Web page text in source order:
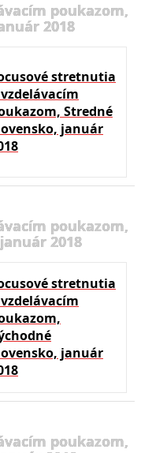
poukazom,
2018
stretnutia
Stredné
január
poukazom,
2018
stretnutia
január
poukazom,